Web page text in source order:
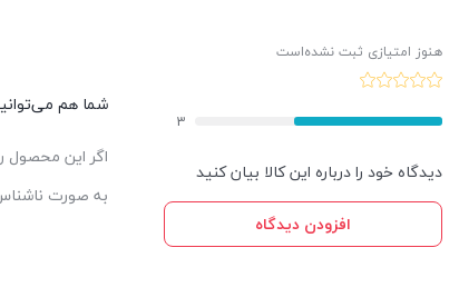
هنوز امتیازی ثبت نشده‌است
3
دیدگاه خود را درباره این کالا بیان کنید
افزودن دیدگاه
شما هم
اگر این محصول
به صورت